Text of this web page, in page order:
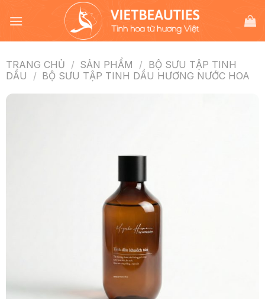
đến
TRANG CHỦ / SẢN PHẨM / BỘ SƯU TẬP TINH
DẦU
/ BỘ SƯU TẬP TINH DẦU HƯƠNG NƯỚC HOA